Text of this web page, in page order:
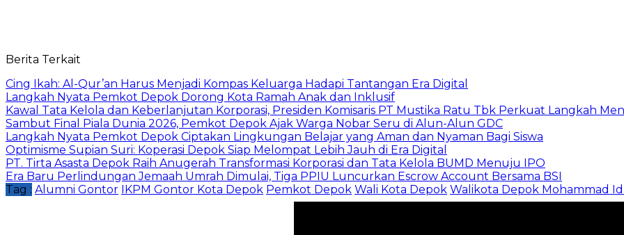
Berita Terkait
Cing Ikah: Al-Qur’an Harus Menjadi Kompas Keluarga Hadapi Tantangan Era Digital
Langkah Nyata Pemkot Depok Dorong Kota Ramah Anak dan Inklusif
Kawal Tata Kelola dan Keberlanjutan Korporasi, Presiden Komisaris PT Mustika Ratu Tbk Perkuat Langkah
Sambut Final Piala Dunia 2026, Pemkot Depok Ajak Warga Nobar Seru di Alun-Alun GDC
Langkah Nyata Pemkot Depok Ciptakan Lingkungan Belajar yang Aman dan Nyaman Bagi Siswa
Optimisme Supian Suri: Koperasi Depok Siap Melompat Lebih Jauh di Era Digital
PT. Tirta Asasta Depok Raih Anugerah Transformasi Korporasi dan Tata Kelola BUMD Menuju IPO
Era Baru Perlindungan Jemaah Umrah Dimulai, Tiga PPIU Luncurkan Escrow Account Bersama BSI
Tag : Alumni Gontor IKPM Gontor Kota Depok Pemkot Depok Wali Kota Depok Walikota Depok Mohammad